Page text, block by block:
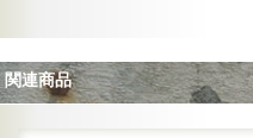
関連商品